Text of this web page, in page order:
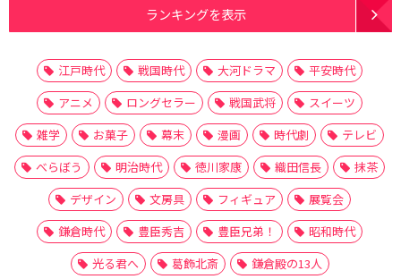
ランキングを表示
江戸時代 戦国時代 大河ドラマ
平安時代
アニメ
ロングセラー 戦国武将
スイーツ
雑学
お菓子 幕末 漫画 時代劇
テレビ
べらぼう
明治時代 徳川家康 織田信長
抹茶
デザイン
文房具 フィギュア
展覧会
鎌倉時代
豊臣秀吉 豊臣兄弟！
昭和時代
光る君へ
葛飾北斎 鎌倉殿の13人